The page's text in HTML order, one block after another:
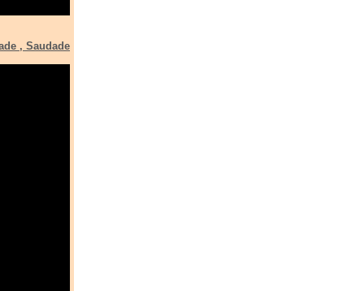
, Saudade